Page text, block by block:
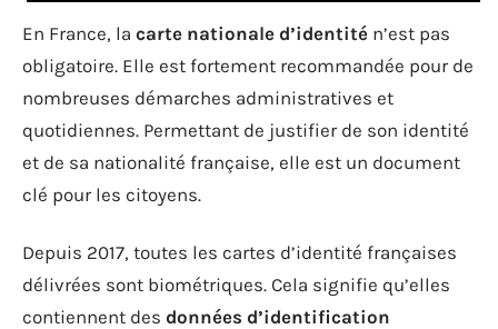
En France, la carte nationale d’identité n’est pas
obligatoire. Elle est fortement recommandée pour de
nombreuses démarches administratives et
quotidiennes. Permettant de justifier de son identité
et de sa nationalité française, elle est un document
clé pour les citoyens.
Depuis 2017, toutes les cartes d’identité françaises
délivrées sont biométriques. Cela signifie qu’elles
contiennent des données d’identification